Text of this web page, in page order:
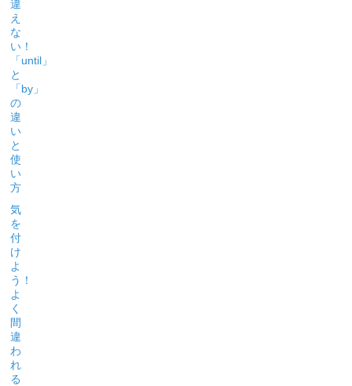
違
え
な
い！
「until」
と
「by」
の
違
い
と
使
い
方
気
を
付
け
よ
う！
よ
く
間
違
わ
れ
る